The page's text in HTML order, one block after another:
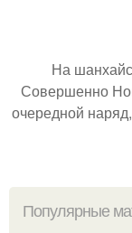
На
Совершенно
очередной
Популярные